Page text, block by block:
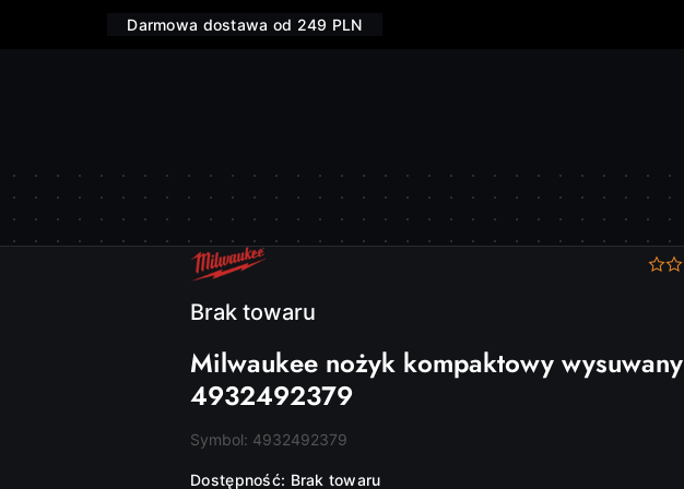
Darmowa dostawa od 249 PLN
NAZWA
PRODUCENTA:
MILWAUKEE
Brak towaru
Milwaukee nożyk kompaktowy wysuwany
4932492379
Symbol: 4932492379
Dostępność: Brak towaru